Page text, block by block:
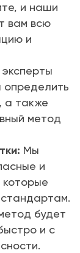
и наши
вам всю
и
определить
а также
метод
Мы
и
будет
и с